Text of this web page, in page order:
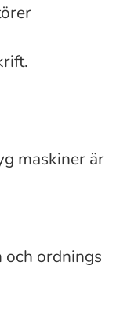
maskiner är
och ordnings